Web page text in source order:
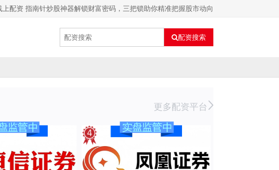
上配资 指南针炒股神器解锁财富密码，三把锁助你精准把握股市动向
配资搜索
更多配资平台